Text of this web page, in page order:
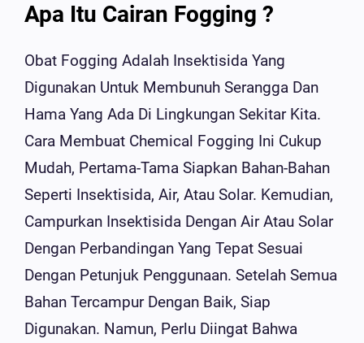
Apa Itu Cairan Fogging ?
Obat Fogging Adalah Insektisida Yang
Digunakan Untuk Membunuh Serangga Dan
Hama Yang Ada Di Lingkungan Sekitar Kita.
Cara Membuat Chemical Fogging Ini Cukup
Mudah, Pertama-Tama Siapkan Bahan-Bahan
Seperti Insektisida, Air, Atau Solar. Kemudian,
Campurkan Insektisida Dengan Air Atau Solar
Dengan Perbandingan Yang Tepat Sesuai
Dengan Petunjuk Penggunaan. Setelah Semua
Bahan Tercampur Dengan Baik, Siap
Digunakan. Namun, Perlu Diingat Bahwa